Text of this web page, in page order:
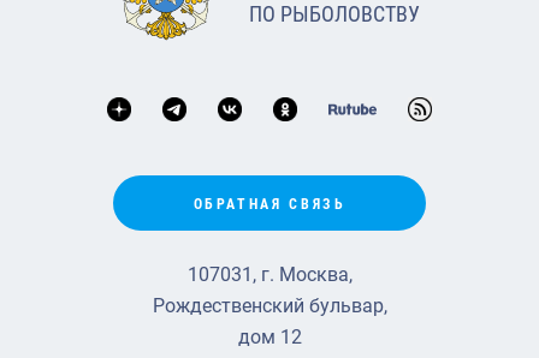
ПО РЫБОЛОВСТВУ
ОБРАТНАЯ СВЯЗЬ
107031, г. Москва,
Рождественский бульвар,
дом 12